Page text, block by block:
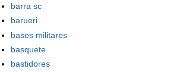
barra sc
barueri
bases militares
basquete
bastidores